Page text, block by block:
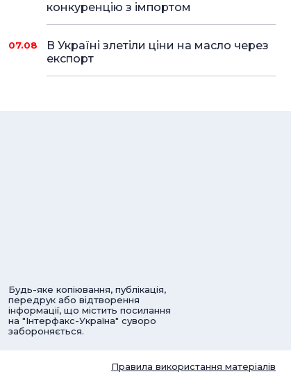
конкуренцію з імпортом
07.08
В Україні злетіли ціни на масло через
експорт
Будь-яке копіювання, публікація,
передрук або відтворення
інформації, що містить посилання
на "Інтерфакс-Україна" суворо
забороняється.
Правила використання матеріалів